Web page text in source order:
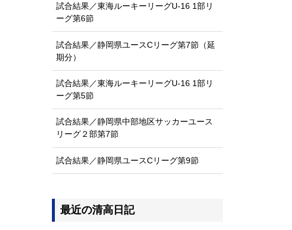
試合結果／東海ルーキーリーグU-16 1部リ
ーグ第6節
試合結果／静岡県ユースCリーグ第7節（延
期分）
試合結果／東海ルーキーリーグU-16 1部リ
ーグ第5節
試合結果／静岡県中部地区サッカーユース
リーグ２部第7節
試合結果／静岡県ユースCリーグ第9節
最近の清高日記